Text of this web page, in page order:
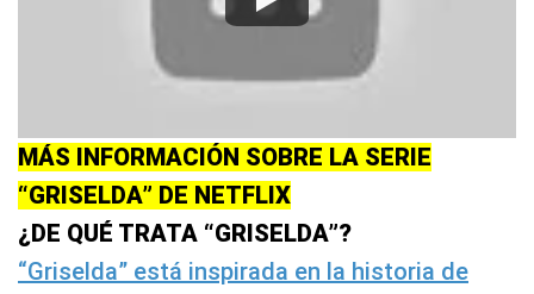
MÁS INFORMACIÓN SOBRE LA SERIE
“GRISELDA” DE NETFLIX
¿DE QUÉ TRATA “GRISELDA”?
“Griselda” está inspirada en la historia de